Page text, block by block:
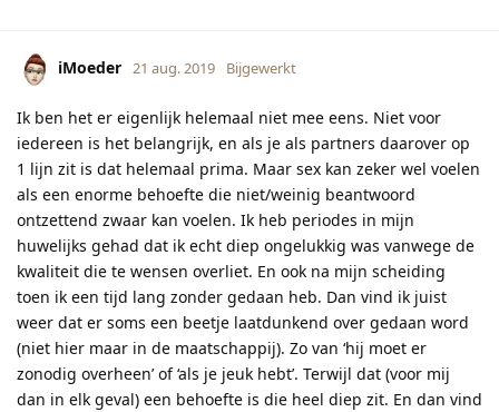
iMoeder 21 aug. 2019 Bijgewerkt
Ik ben het er eigenlijk helemaal niet mee eens. Niet voor
iedereen is het belangrijk, en als je als partners daarover op
1 lijn zit is dat helemaal prima. Maar sex kan zeker wel voelen
als een enorme behoefte die niet/weinig beantwoord
ontzettend zwaar kan voelen. Ik heb periodes in mijn
huwelijks gehad dat ik echt diep ongelukkig was vanwege de
kwaliteit die te wensen overliet. En ook na mijn scheiding
toen ik een tijd lang zonder gedaan heb. Dan vind ik juist
weer dat er soms een beetje laatdunkend over gedaan word
(niet hier maar in de maatschappij). Zo van ‘hij moet er
zonodig overheen’ of ‘als je jeuk hebt’. Terwijl dat (voor mij
dan in elk geval) een behoefte is die heel diep zit. En dan vind